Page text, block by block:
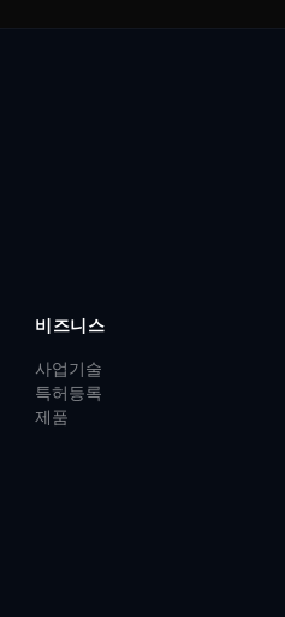
비즈니스
사업기술
특허등록
제품